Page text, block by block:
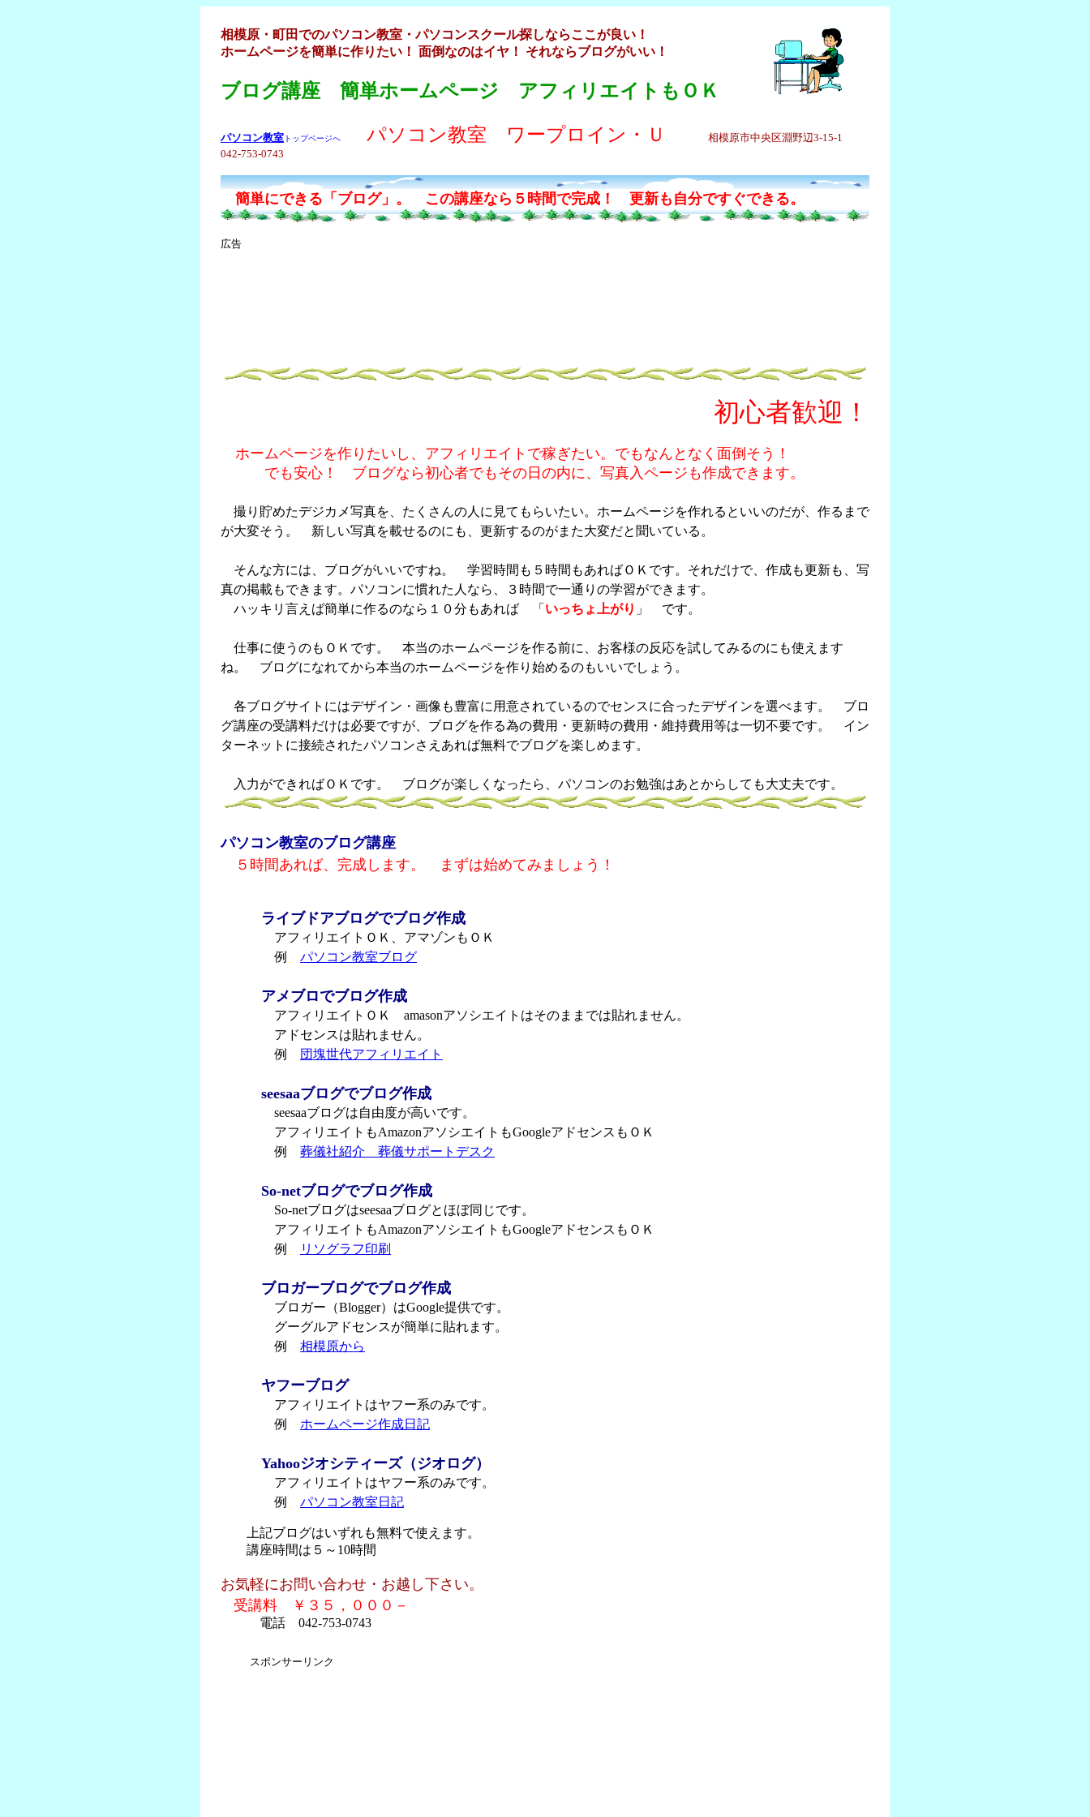
相模原・町田でのパソコン教室・パソコンスクール探しならここが良い！
ホームページを簡単に作りたい！ 面倒なのはイヤ！ それならブログがいい！
ブログ講座 簡単ホームページ アフィリエイトもＯＫ
パソコン教室 トップページへ パソコン教室 ワープロイン・Ｕ
相模原市中央区淵野辺3-15-1
042-753-0743
簡単にできる「ブログ」。 この講座なら５時間で完成！ 更新も自分ですぐできる。
広告
初心者歓迎！
ホームページを作りたいし、アフィリエイトで稼ぎたい。でもなんとなく面倒そう！
でも安心！ ブログなら初心者でもその日の内に、写真入ページも作成できます。
撮り貯めたデジカメ写真を、たくさんの人に見てもらいたい。ホームページを作れるといいのだが、作るまで
が大変そう。 新しい写真を載せるのにも、更新するのがまた大変だと聞いている。
そんな方には、ブログがいいですね。 学習時間も５時間もあればＯＫです。それだけで、作成も更新も、写
真の掲載もできます。パソコンに慣れた人なら、３時間で一通りの学習ができます。
ハッキリ言えば簡単に作るのなら１０分もあれば 「 いっちょ上がり 」 です。
仕事に使うのもＯＫです。 本当のホームページを作る前に、お客様の反応を試してみるのにも使えます
ね。 ブログになれてから本当のホームページを作り始めるのもいいでしょう。
各ブログサイトにはデザイン・画像も豊富に用意されているのでセンスに合ったデザインを選べます。 ブロ
グ講座の受講料だけは必要ですが、ブログを作る為の費用・更新時の費用・維持費用等は一切不要です。 イン
ターネットに接続されたパソコンさえあれば無料でブログを楽しめます。
入力ができればＯＫです。 ブログが楽しくなったら、パソコンのお勉強はあとからしても大丈夫です。
パソコン教室のブログ講座
５時間あれば、完成します。 まずは始めてみましょう！
ライブドアブログでブログ作成
アフィリエイトＯＫ、アマゾンもＯＫ
例 パソコン教室ブログ
アメブロでブログ作成
アフィリエイトＯＫ amasonアソシエイトはそのままでは貼れません。
アドセンスは貼れません。
例
団塊世代アフィリエイト
seesaaブログでブログ作成
seesaaブログは自由度が高いです。
アフィリエイトもAmazonアソシエイトもGoogleアドセンスもＯＫ
例 葬儀社紹介 葬儀サポートデスク
So-netブログでブログ作成
So-netブログはseesaaブログとほぼ同じです。
アフィリエイトもAmazonアソシエイトもGoogleアドセンスもＯＫ
例
リソグラフ印刷
ブロガーブログでブログ作成
ブロガー（Blogger）はGoogle提供です。
グーグルアドセンスが簡単に貼れます。
例 相模原から
ヤフーブログ
アフィリエイトはヤフー系のみです。
例 ホームページ作成日記
Yahooジオシティーズ（ジオログ）
アフィリエイトはヤフー系のみです。
例 パソコン教室日記
上記ブログはいずれも無料で使えます。
講座時間は５～10時間
お気軽にお問い合わせ・お越し下さい。
受講料 ￥３５，０００－
電話 042-753-0743
スポンサーリンク